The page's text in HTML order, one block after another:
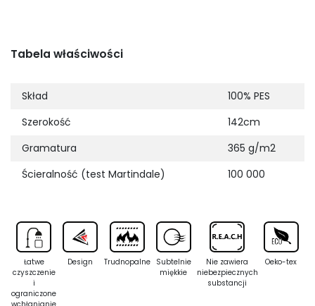
Tabela właściwości
Skład
100% PES
Szerokość
142cm
Gramatura
365 g/m2
Ścieralność (test Martindale)
100 000
Łatwe
czyszczenie
i
ograniczone
Design Trudnopalne
Subtelnie
miękkie
Nie zawiera
niebezpiecznych
substancji
Oeko-tex